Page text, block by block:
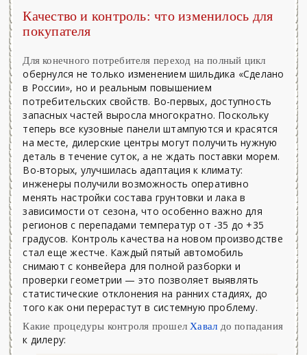
Качество и контроль: что изменилось для
покупателя
Для конечного потребителя переход на полный цикл
обернулся не только изменением шильдика «Сделано
в России», но и реальным повышением
потребительских свойств. Во-первых, доступность
запасных частей выросла многократно. Поскольку
теперь все кузовные панели штампуются и красятся
на месте, дилерские центры могут получить нужную
деталь в течение суток, а не ждать поставки морем.
Во-вторых, улучшилась адаптация к климату:
инженеры получили возможность оперативно
менять настройки состава грунтовки и лака в
зависимости от сезона, что особенно важно для
регионов с перепадами температур от -35 до +35
градусов. Контроль качества на новом производстве
стал еще жестче. Каждый пятый автомобиль
снимают с конвейера для полной разборки и
проверки геометрии — это позволяет выявлять
статистические отклонения на ранних стадиях, до
того как они перерастут в системную проблему.
Какие процедуры контроля прошел Хавал до попадания
к дилеру: